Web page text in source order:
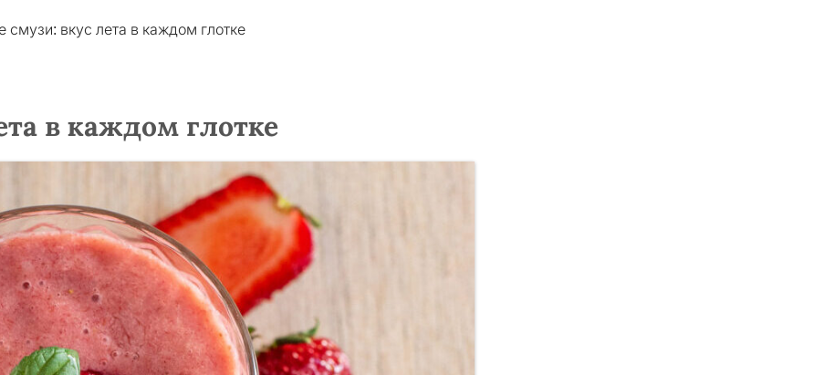
смузи: вкус лета в каждом глотке
в каждом глотке